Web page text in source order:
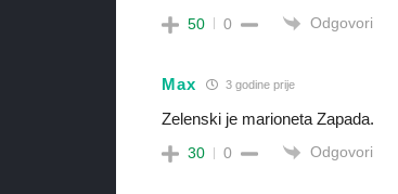
50 0 Odgovori
Max 3 godine prije
Zelenski je marioneta Zapada.
30 0 Odgovori